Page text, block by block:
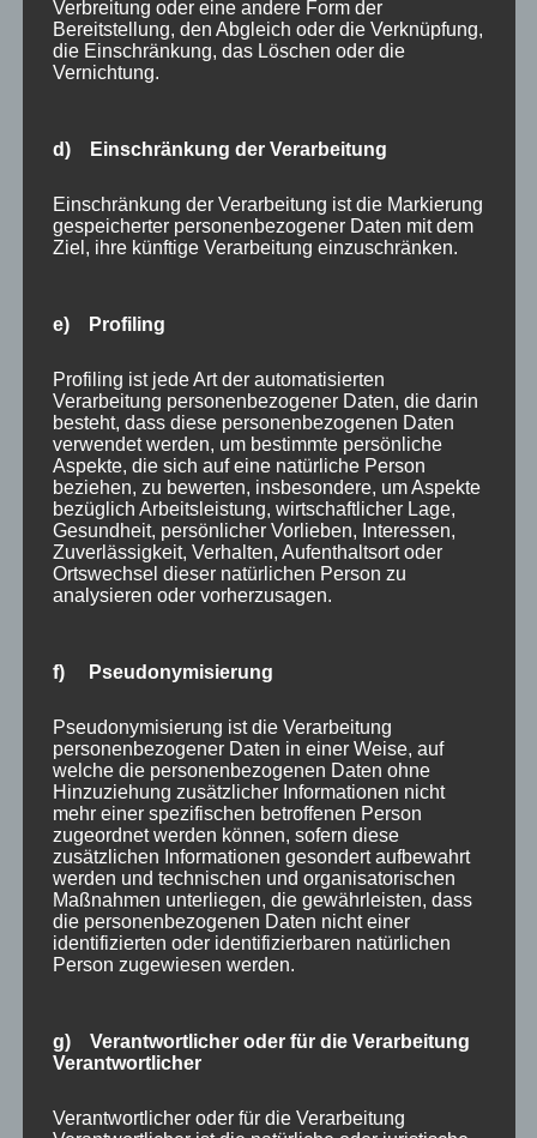
Kabelanbieter bieten sogar 3D-Kanäle und -Programme
an.
Epson Heimkino Beamer 4K
2600 Lumen
wissen?
LCD- und DLP-Projektoren haben in der Regel eine
Lampenlebensdauer zwischen 2000-4000 Stunden.
Diese Angabe bezieht sich eigentlich auf die
“Halbwertszeit” der Lampe, also den Punkt, an dem die
Lampe nur noch halb so hell ist wie im Neuzustand. Die
Lampe funktioniert auch nach der Halbwertszeit noch,
aber sie verliert allmählich an Helligkeit. Eine längere
Lebensdauer der Lampe bedeutet weniger Kosten für
Wenn Sie planen, Ihren Projektor als Ersatz für Ihren
aktuellen Fernseher zu verwenden, sollten Sie die
Kosten für den Austausch der Lampe bei der
Anschaffung einkalkulieren. Ersatzlampen kosten etwa
Euro 200 – 400.
Wenn Ihr Projektor hauptsächlich zum Ansehen von
Filmen und für besondere Veranstaltungen verwendet
wird, ist die Lebensdauer der Lampe nicht so wichtig.
Verbreitung oder eine andere Form der
Bereitstellung, den Abgleich oder die Verknüpfung,
die Einschränkung, das Löschen oder die
Vernichtung.
d) Einschränkung der Verarbeitung
Einschränkung der Verarbeitung ist die Markierung
gespeicherter personenbezogener Daten mit dem
Ziel, ihre künftige Verarbeitung einzuschränken.
e) Profiling
Profiling ist jede Art der automatisierten
Verarbeitung personenbezogener Daten, die darin
besteht, dass diese personenbezogenen Daten
verwendet werden, um bestimmte persönliche
Aspekte, die sich auf eine natürliche Person
beziehen, zu bewerten, insbesondere, um Aspekte
bezüglich Arbeitsleistung, wirtschaftlicher Lage,
Gesundheit, persönlicher Vorlieben, Interessen,
Zuverlässigkeit, Verhalten, Aufenthaltsort oder
Ortswechsel dieser natürlichen Person zu
analysieren oder vorherzusagen.
f) Pseudonymisierung
Pseudonymisierung ist die Verarbeitung
personenbezogener Daten in einer Weise, auf
welche die personenbezogenen Daten ohne
Hinzuziehung zusätzlicher Informationen nicht
mehr einer spezifischen betroffenen Person
zugeordnet werden können, sofern diese
zusätzlichen Informationen gesondert aufbewahrt
werden und technischen und organisatorischen
Maßnahmen unterliegen, die gewährleisten, dass
die personenbezogenen Daten nicht einer
identifizierten oder identifizierbaren natürlichen
Person zugewiesen werden.
g) Verantwortlicher oder für die Verarbeitung
Verantwortlicher
Verantwortlicher oder für die Verarbeitung